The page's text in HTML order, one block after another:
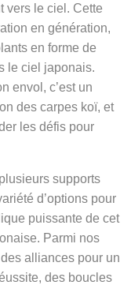
vers le ciel. Cette
en génération,
en forme de
le ciel japonais.
envol, c’est un
des carpes koï, et
les défis pour
supports
d’options pour
puissante de cet
Parmi nos
alliances pour un
des boucles